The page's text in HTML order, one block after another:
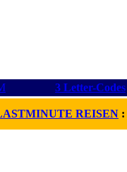
3 Letter-Codes
REISEN :